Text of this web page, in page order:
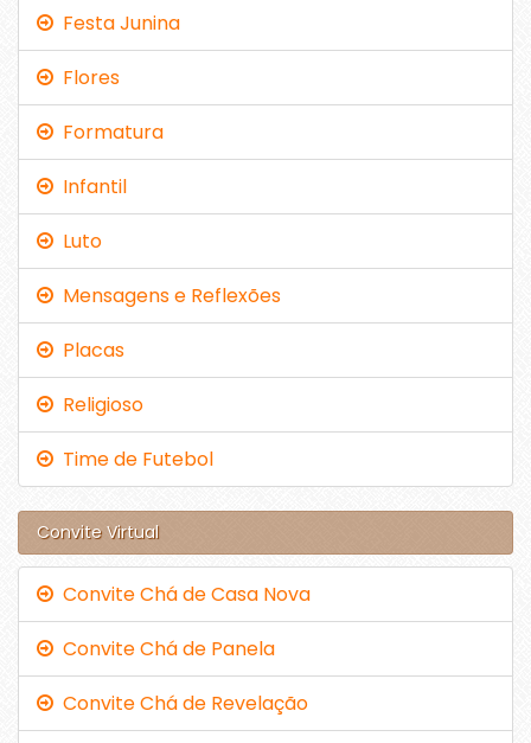
Festa Junina
Flores
Formatura
Infantil
Luto
Mensagens e Reflexões
Placas
Religioso
Time de Futebol
Convite Virtual
Convite Chá de Casa Nova
Convite Chá de Panela
Convite Chá de Revelação